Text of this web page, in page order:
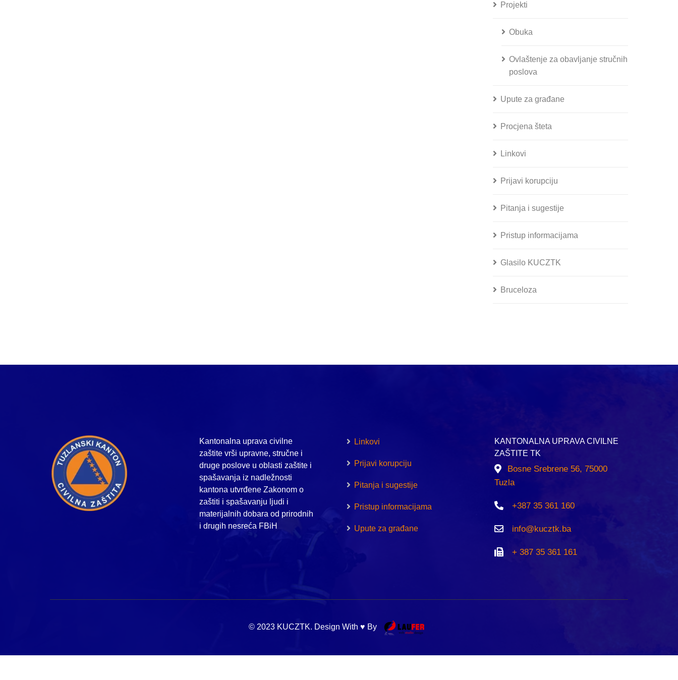
Projekti
Obuka
Ovlaštenje za obavljanje stručnih
poslova
Upute za građane
Procjena šteta
Linkovi
Prijavi korupciju
Pitanja i sugestije
Pristup informacijama
Glasilo KUCZTK
Bruceloza
Kantonalna uprava civilne
zaštite vrši upravne, stručne i
druge poslove u oblasti zaštite i
spašavanja iz nadležnosti
kantona utvrđene Zakonom o
zaštiti i spašavanju ljudi i
materijalnih dobara od prirodnih
i drugih nesreća FBiH
Linkovi
Prijavi korupciju
Pitanja i sugestije
Pristup informacijama
Upute za građane
KANTONALNA UPRAVA CIVILNE
ZAŠTITE TK
Bosne Srebrene 56, 75000
Tuzla
+387 35 361 160
info@kucztk.ba
+ 387 35 361 161
© 2023 KUCZTK. Design With ♥ By